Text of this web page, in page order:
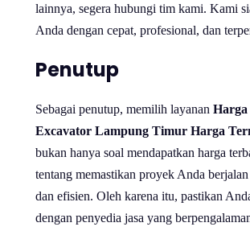
lainnya, segera hubungi tim kami. Kami
Anda dengan cepat, profesional, dan
Penutup
Sebagai penutup, memilih layanan Harga
Excavator Lampung Timur Harga
bukan hanya soal mendapatkan harga
tentang memastikan proyek Anda berjalan
dan efisien. Oleh karena itu, pastikan
dengan penyedia jasa yang